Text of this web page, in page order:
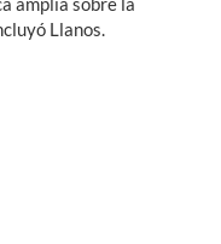
Llanos.